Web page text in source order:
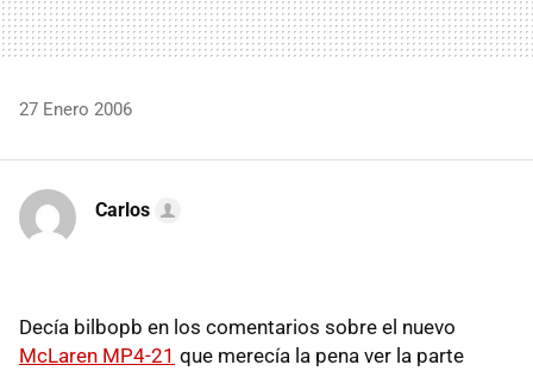
27 Enero 2006
Carlos
Decía bilbopb en los comentarios sobre el nuevo
McLaren MP4-21 que merecía la pena ver la parte